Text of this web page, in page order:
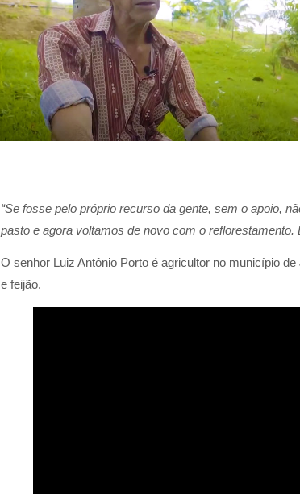
“Se fosse pelo próprio recurso da gente, sem o apoio,
pasto e agora voltamos de novo com o
O senhor Luiz Antônio Porto é agricultor no município
e feijão.